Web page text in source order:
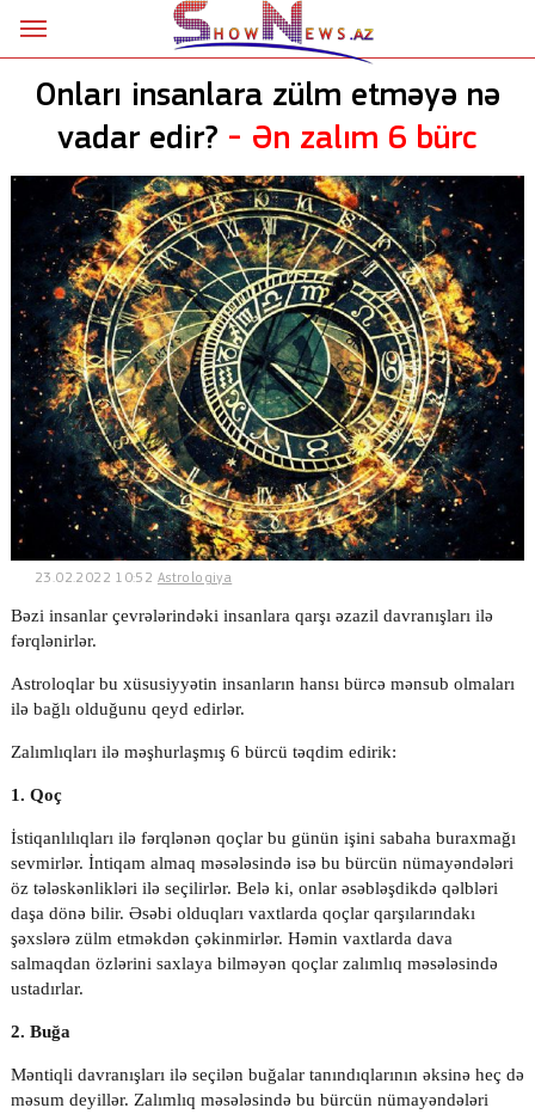
Siyasət
Sosial
Kriminal
Şou
18+
Astrologiya
Hadisə
İdman
Dünya
© 2026. Shownews.az
Onları insanlara zülm etməyə nə
vadar edir? - Ən zalım 6 bürc
23.02.2022 10:52 Astrologiya
Bəzi insanlar çevrələrindəki insanlara qarşı əzazil davranışları ilə
fərqlənirlər.
Astroloqlar bu xüsusiyyətin insanların hansı bürcə mənsub olmaları
ilə bağlı olduğunu qeyd edirlər.
Zalımlıqları ilə məşhurlaşmış 6 bürcü təqdim edirik:
1. Qoç
İstiqanlılıqları ilə fərqlənən qoçlar bu günün işini sabaha buraxmağı
sevmirlər. İntiqam almaq məsələsində isə bu bürcün nümayəndələri
öz tələskənlikləri ilə seçilirlər. Belə ki, onlar əsəbləşdikdə qəlbləri
daşa dönə bilir. Əsəbi olduqları vaxtlarda qoçlar qarşılarındakı
şəxslərə zülm etməkdən çəkinmirlər. Həmin vaxtlarda dava
salmaqdan özlərini saxlaya bilməyən qoçlar zalımlıq məsələsində
ustadırlar.
2. Buğa
Məntiqli davranışları ilə seçilən buğalar tanındıqlarının əksinə heç də
məsum deyillər. Zalımlıq məsələsində bu bürcün nümayəndələri